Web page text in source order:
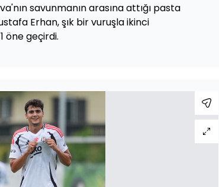
savunmanın arasına attığı pasta
Erhan, şık bir vuruşla ikinci
öne geçirdi.